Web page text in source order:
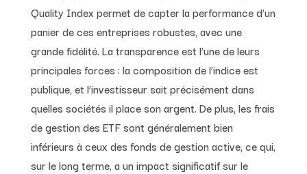
Quality Index permet de capter la performance d’un
panier de ces entreprises robustes, avec une
grande fidélité. La transparence est l’une de leurs
principales forces : la composition de l’indice est
publique, et l’investisseur sait précisément dans
quelles sociétés il place son argent. De plus, les frais
de gestion des ETF sont généralement bien
inférieurs à ceux des fonds de gestion active, ce qui,
sur le long terme, a un impact significatif sur le